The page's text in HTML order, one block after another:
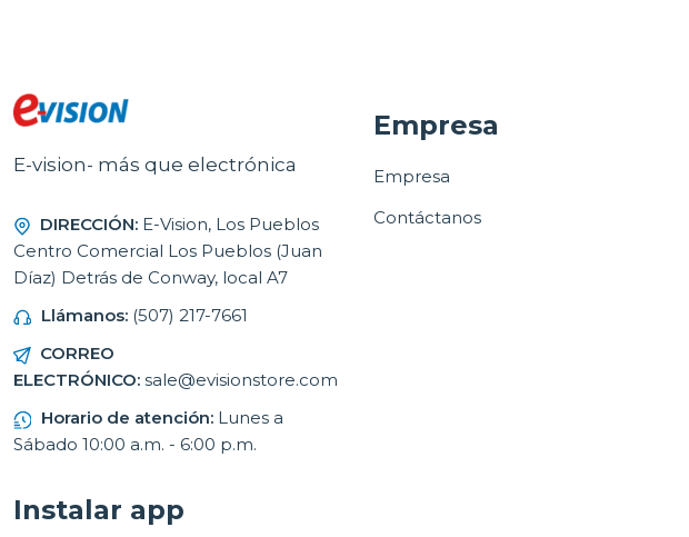
E-vision- más que electrónica
DIRECCIÓN: E-Vision, Los Pueblos
Centro Comercial Los Pueblos (Juan
Díaz) Detrás de Conway, local A7
Llámanos: (507) 217-7661
CORREO
ELECTRÓNICO: sale@evisionstore.com
Horario de atención: Lunes a
Sábado 10:00 a.m. - 6:00 p.m.
Empresa
Empresa
Contáctanos
Instalar app